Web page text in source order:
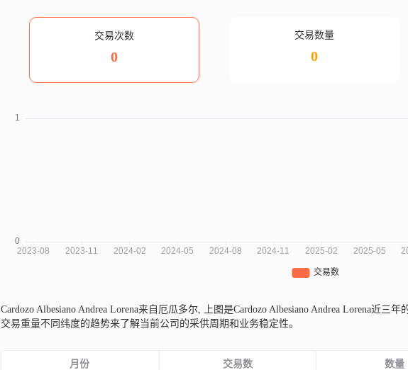
交易次数
0
交易数量
0
Cardozo Albesiano Andrea Lorena来自厄瓜多尔,
上图是Cardozo Albesiano Andrea Lorena近三
交易重量不同纬度的趋势来了解当前公司的采供周期和业务稳定性。
月份 交易数 数量